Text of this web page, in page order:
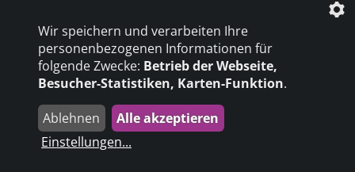
Beratung
|
Goldener Rollstuhl
|
die profilschmiede - Internetagentur
Wir speichern und verarbeiten Ihre
personenbezogenen Informationen für
folgende Zwecke: Betrieb der Webseite,
Besucher-Statistiken, Karten-Funktion.
Ablehnen
Alle akzeptieren
Einstellungen...